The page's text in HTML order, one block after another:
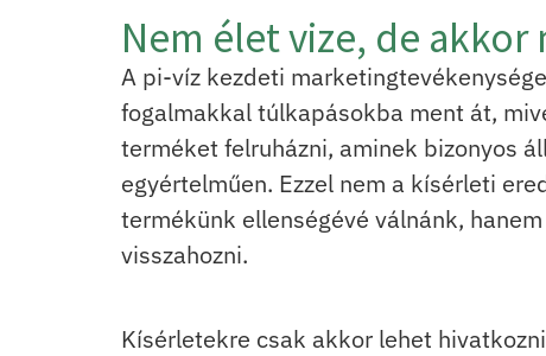
Nem élet vize, de akkor
A pi-víz kezdeti
fogalmakkal túlkapásokba ment át,
terméket felruházni, aminek bizonyos
egyértelműen. Ezzel nem a kísérleti
termékünk ellenségévé válnánk,
visszahozni.
Kísérletekre csak akkor lehet